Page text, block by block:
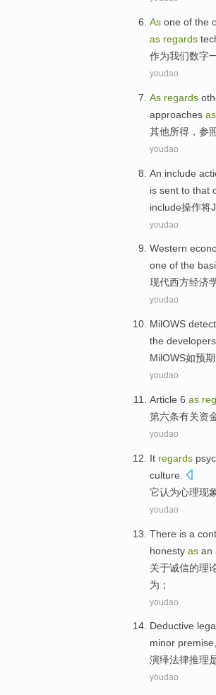
As one of the
as regards
作为我们数字
youdao
As regards
approaches as
其他所得 ， 参
youdao
An include
is sent to that
include操作将
youdao
Western
one of the
现代西方经济
youdao
MilOWS
the developers
MilOWS如预期
youdao
Article 6 as
第六条有关资
youdao
It regards
culture
它认为心理现
youdao
There is a
honesty as an
关于诚信的理
为；
youdao
Deductive
minor
演绎法律推理
youdao